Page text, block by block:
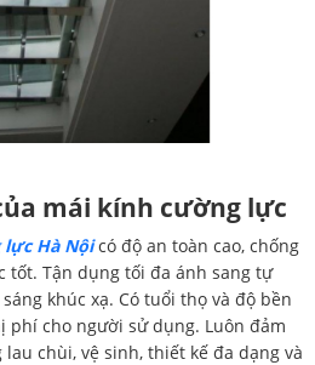
mái kính cường lực
Hà Nộicó độ an toàn cao, chống
tốt. Tận dụng tối đa ánh sang tự
khúc xạ. Có tuổi thọ và độ bền
phí cho người sử dụng. Luôn đảm
chùi, vệ sinh, thiết kế đa dạng và